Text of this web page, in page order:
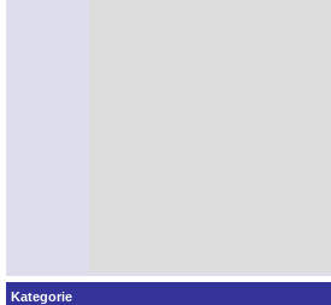
Kategorie